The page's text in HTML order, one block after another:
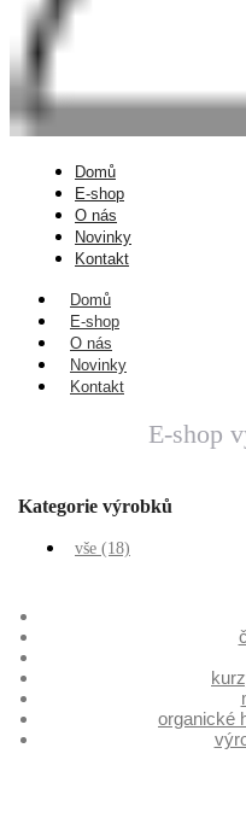
Domů
E-shop
O nás
Novinky
Kontakt
Domů
E-shop
O nás
Novinky
Kontakt
E-shop
Kategorie výrobků
vše (18)
organické